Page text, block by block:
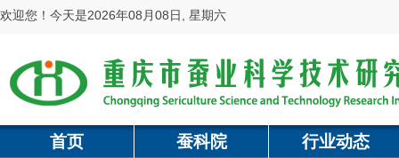
欢迎您！今天是2026年08月08日, 星期六
首页 蚕科院 行业动态